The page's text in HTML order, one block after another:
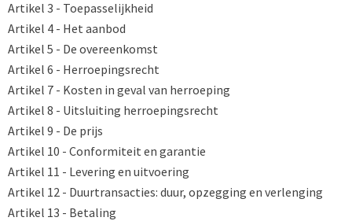
Artikel 3 - Toepasselijkheid
Artikel 4 - Het aanbod
Artikel 5 - De overeenkomst
Artikel 6 - Herroepingsrecht
Artikel 7 - Kosten in geval van herroeping
Artikel 8 - Uitsluiting herroepingsrecht
Artikel 9 - De prijs
Artikel 10 - Conformiteit en garantie
Artikel 11 - Levering en uitvoering
Artikel 12 - Duurtransacties: duur, opzegging en verlenging
Artikel 13 - Betaling